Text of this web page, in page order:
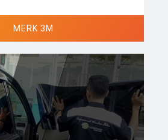
MERK 3M